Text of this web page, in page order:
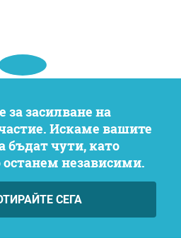
Искаме вашите
бъдат чути, като
независими.
СЕГА